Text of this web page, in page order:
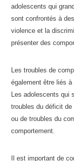
adolescents qui
sont confrontés à
violence et la
présenter des
Les troubles de
également être liés
Les adolescents qui
troubles du déficit de
ou de troubles du
comportement.
Il est important de